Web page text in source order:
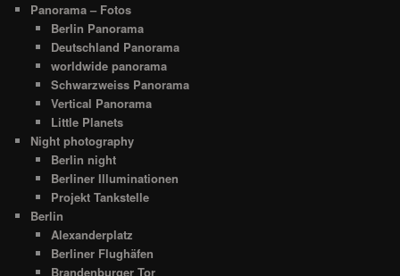
Panorama – Fotos
Berlin Panorama
Deutschland Panorama
worldwide panorama
Schwarzweiss Panorama
Vertical Panorama
Little Planets
Night photography
Berlin night
Berliner Illuminationen
Projekt Tankstelle
Berlin
Alexanderplatz
Berliner Flughäfen
Brandenburger Tor